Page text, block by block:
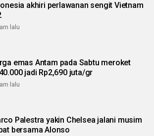
akhiri perlawanan sengit Vietnam
lalu
emas Antam pada Sabtu meroket
jadi Rp2,690 juta/gr
lalu
Palestra yakin Chelsea jalani musim
bersama Alonso